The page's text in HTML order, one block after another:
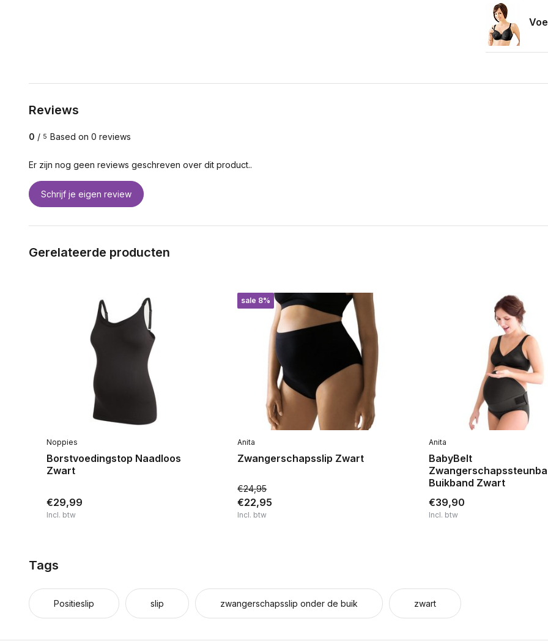
Reviews
0 / 5 Based on 0 reviews
Er zijn nog geen reviews geschreven over dit product..
Schrijf je eigen review
Gerelateerde producten
Noppies
Borstvoedingstop Naadloos
Zwart
€29,99
Incl. btw
sale 8%
Anita
Zwangerschapsslip Zwart
€24,95
€22,95
Incl. btw
Anita
BabyBelt
Buikband Zwart
€39,90
Incl. btw
Tags
Positieslip slip zwangerschapsslip onder de buik zwart